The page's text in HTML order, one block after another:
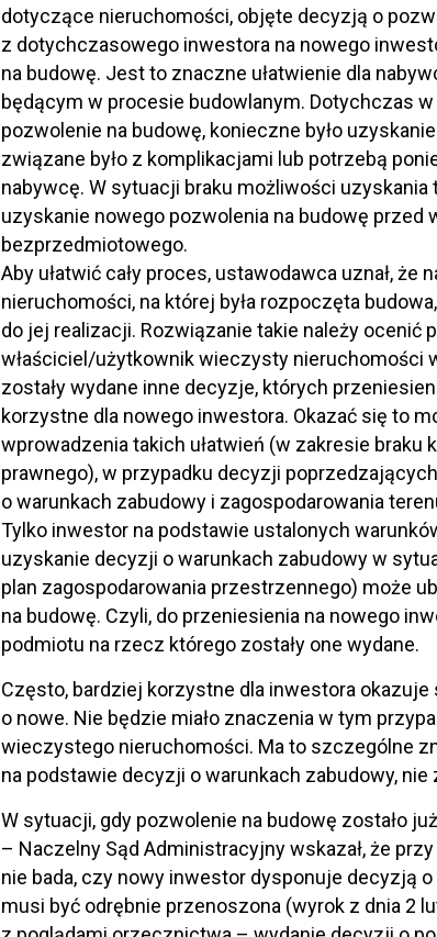
dotyczące nieruchomości, objęte decyzją o
z dotychczasowego inwestora na nowego
na budowę. Jest to znaczne ułatwienie dla
będącym w procesie budowlanym. Dotychczas
pozwolenie na budowę, konieczne było
związane było z komplikacjami lub potrzebą
nabywcę. W sytuacji braku możliwości
uzyskanie nowego pozwolenia na budowę przed
bezprzedmiotowego.
Aby ułatwić cały proces, ustawodawca uznał,
nieruchomości, na której była rozpoczęta
do jej realizacji. Rozwiązanie takie należy
właściciel/użytkownik wieczysty nieruchomości
zostały wydane inne decyzje, których
korzystne dla nowego inwestora. Okazać się to
wprowadzenia takich ułatwień (w zakresie
prawnego), w przypadku decyzji
o warunkach zabudowy i zagospodarowania
Tylko inwestor na podstawie ustalonych
uzyskanie decyzji o warunkach zabudowy w
plan zagospodarowania przestrzennego) może
na budowę. Czyli, do przeniesienia na nowego
podmiotu na rzecz którego zostały one wydane.
Często, bardziej korzystne dla inwestora
o nowe. Nie będzie miało znaczenia w tym
wieczystego nieruchomości. Ma to szczególne
na podstawie decyzji o warunkach zabudowy, nie
W sytuacji, gdy pozwolenie na budowę zostało
– Naczelny Sąd Administracyjny wskazał, że
nie bada, czy nowy inwestor dysponuje decyzją
musi być odrębnie przenoszona (wyrok z dnia 2